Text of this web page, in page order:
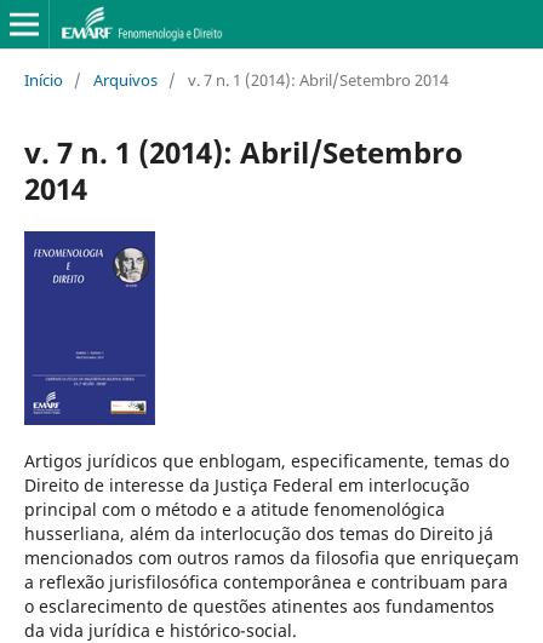
Início / Arquivos / v. 7 n. 1 (2014): Abril/Setembro 2014
v. 7 n. 1 (2014): Abril/Setembro
2014
Artigos jurídicos que enblogam, especificamente, temas do
Direito de interesse da Justiça Federal em interlocução
principal com o método e a atitude fenomenológica
husserliana, além da interlocução dos temas do Direito já
mencionados com outros ramos da filosofia que enriqueçam
a reflexão jurisfilosófica contemporânea e contribuam para
o esclarecimento de questões atinentes aos fundamentos
da vida jurídica e histórico-social.